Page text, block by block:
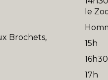
Brochets,
le
15h
17h